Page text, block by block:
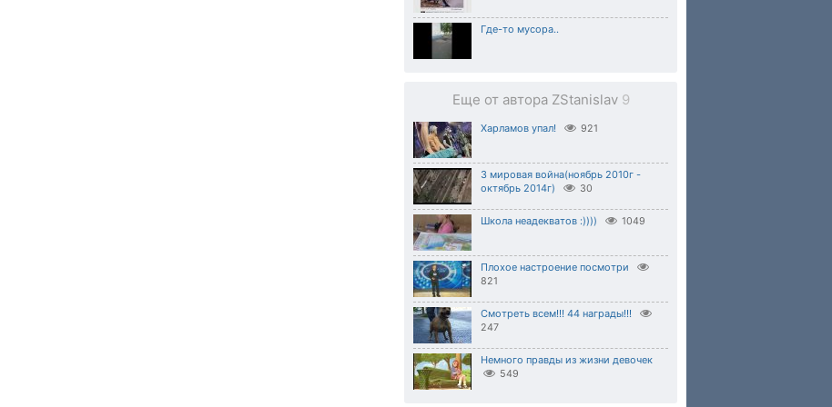
Где-то мусора..
Еще от автора ZStanislav 9
Харламов упал! 921
З мировая война(ноябрь 2010г -
октябрь 2014г)
30
Школа неадекватов :)))) 1049
Плохое настроение посмотри
821
Смотреть всем!!! 44 награды!!!
247
Немного правды из жизни девочек
549